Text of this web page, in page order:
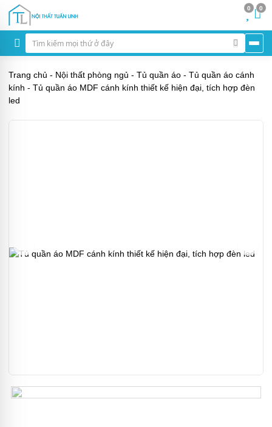
0 0
Trang chủ - Nội thất phòng ngủ - Tủ quần áo - Tủ quần áo cánh
kính - Tủ quần áo MDF cánh kính thiết kế hiện đại, tích hợp đèn
led